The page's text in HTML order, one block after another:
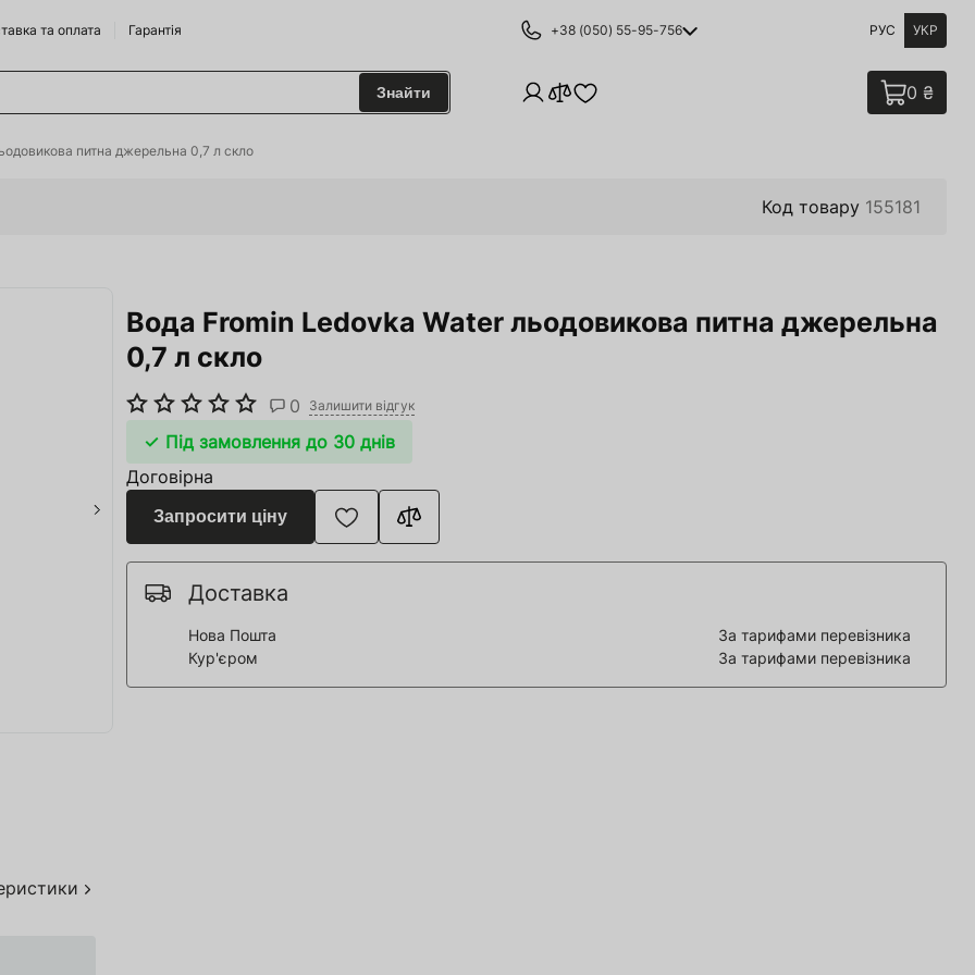
та оплата Гарантія +38 (050) 55-95-756 РУС УКР
Сидрариї
для Пивоварні
Знайти 0 ₴
питна джерельна 0,7 л скло
Код товару 155181
Вода Fromin Ledovka Water льодовикова питна джерельна
0,7 л скло
0 Залишити відгук
Під замовлення до 30 днів
Договірна
Запросити ціну
Доставка
Нова Пошта
За тарифами перевізника
Кур'єром
За тарифами перевізника